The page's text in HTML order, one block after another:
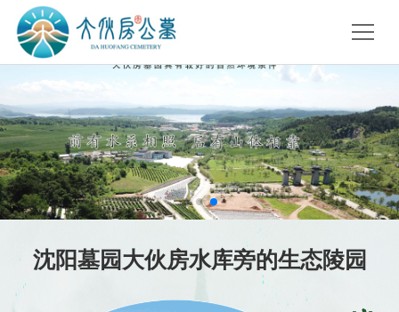
沈阳墓园大伙房水库旁的生态陵园